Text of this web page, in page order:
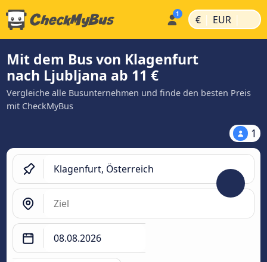
€ | EUR |
Mit dem Bus von Klagenfurt
nach Ljubljana ab 11 €
Vergleiche alle Busunternehmen und finde den besten Preis
mit CheckMyBus
1